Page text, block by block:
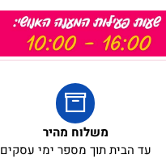
משלוח מהיר
עד הבית תוך מספר ימי עסקים